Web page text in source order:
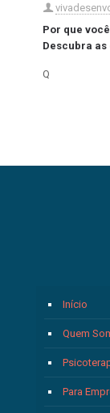
Por que
Descubra
Q
Início
Quem
Para